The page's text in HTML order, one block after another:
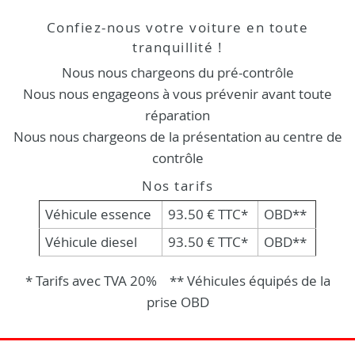
Confiez-nous votre voiture en toute
tranquillité !
Nous nous chargeons du pré-contrôle
Nous nous engageons à vous prévenir avant toute
réparation
Nous nous chargeons de la présentation au centre de
contrôle
Nos tarifs
Véhicule essence 93.50 € TTC*
OBD**
Véhicule diesel
93.50 € TTC* OBD**
* Tarifs avec TVA 20% ** Véhicules équipés de la
prise OBD